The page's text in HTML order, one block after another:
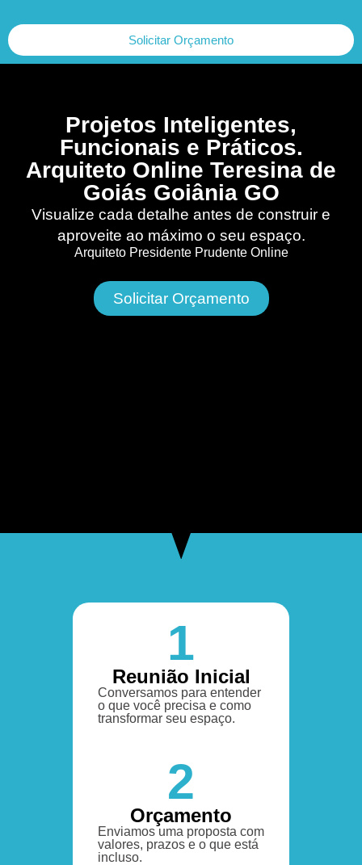
Solicitar Orçamento
Projetos Inteligentes,
Funcionais e Práticos.
Arquiteto Online Teresina de
Goiás Goiânia GO
Visualize cada detalhe antes de construir e
aproveite ao máximo o seu espaço.
Arquiteto Presidente Prudente Online
Solicitar Orçamento
1
Reunião Inicial
Conversamos para entender
o que você precisa e como
transformar seu espaço.
2
Orçamento
Enviamos uma proposta com
valores, prazos e o que está
incluso.